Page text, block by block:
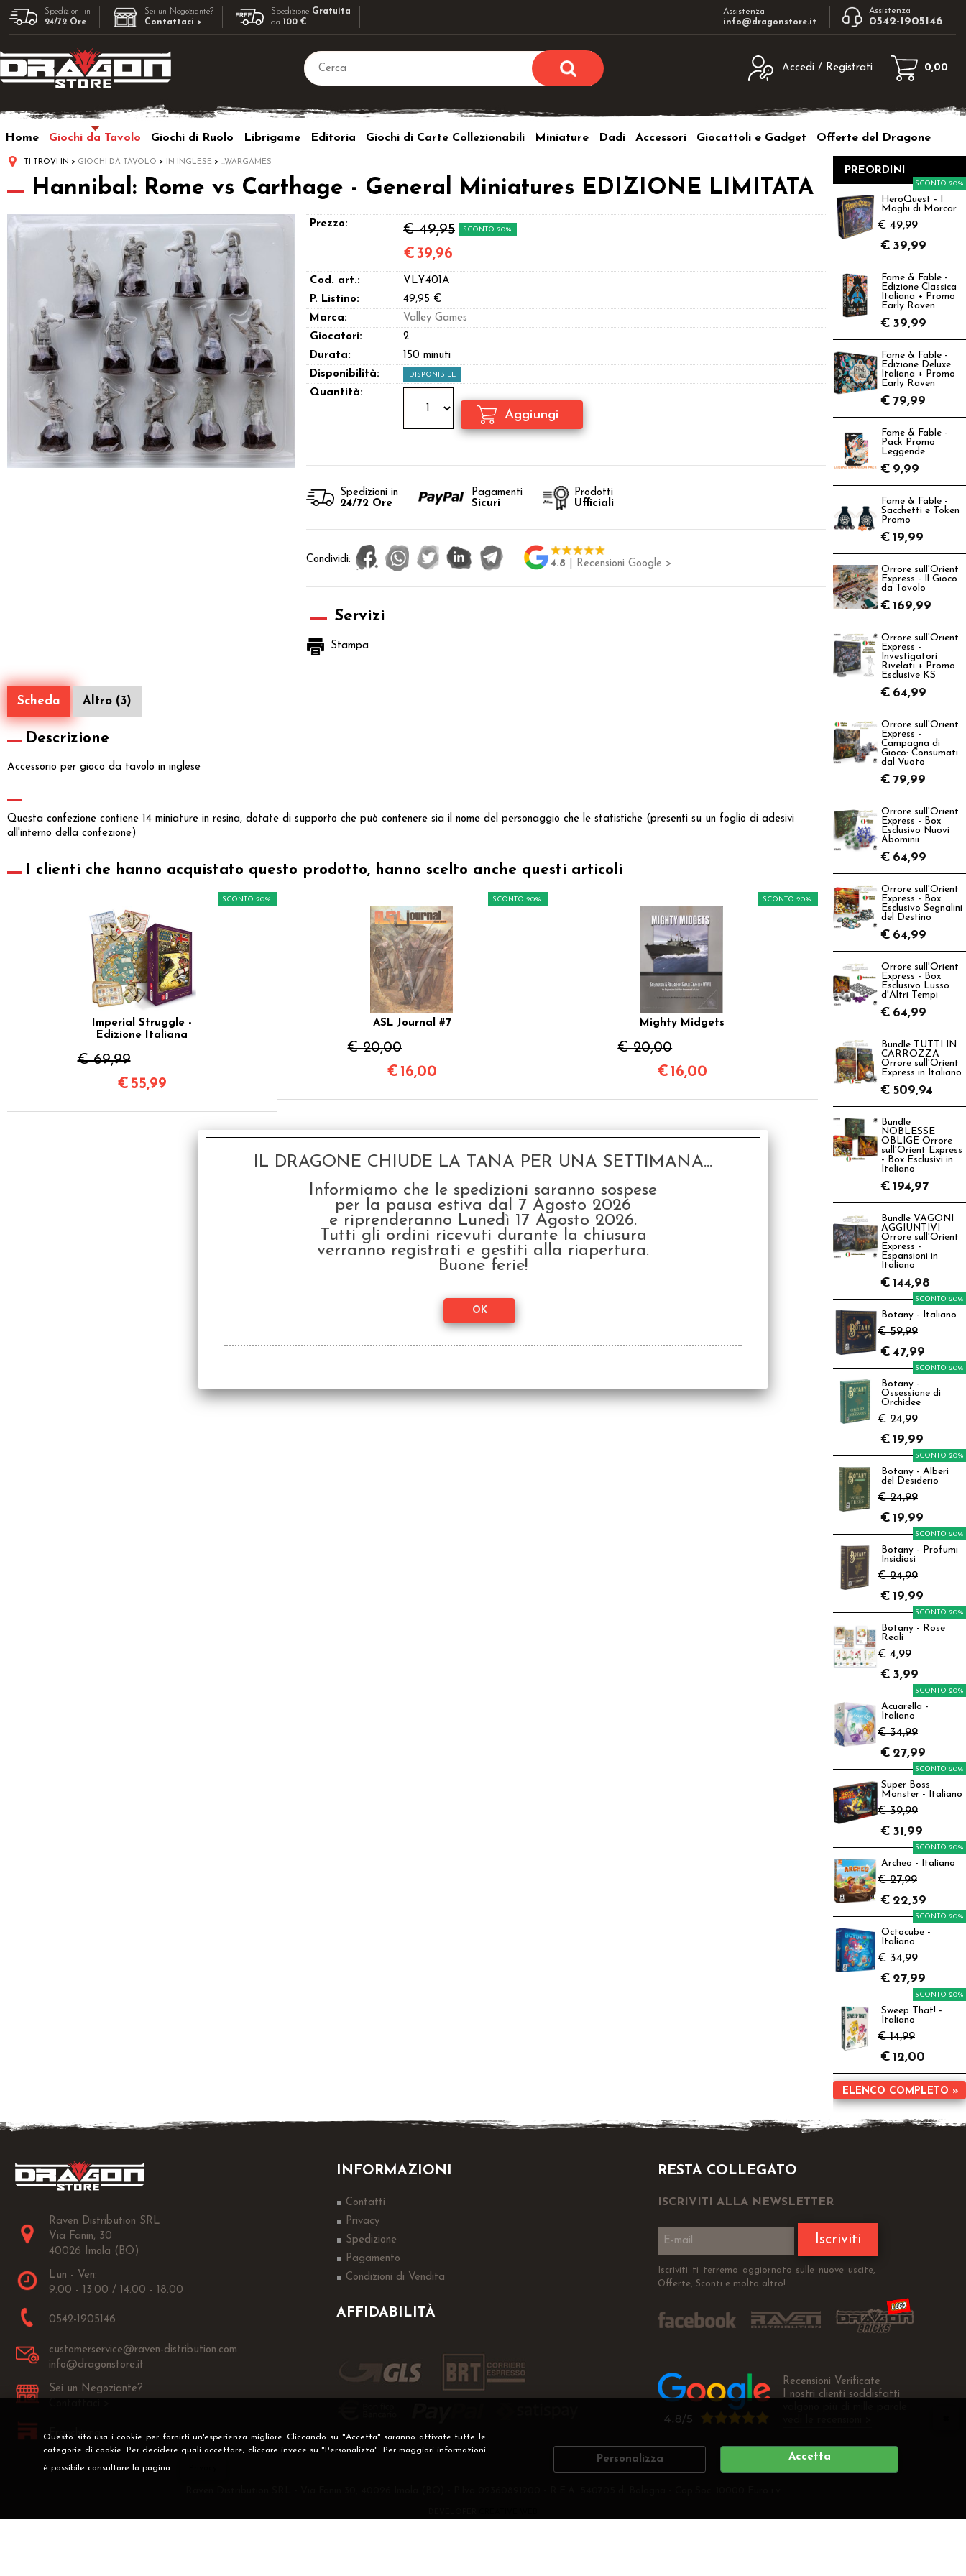
Questo sito usa i cookie per fornirti un'esperienza migliore. Cliccando su "Accetta" saranno attivate tutte le
categorie di cookie. Per decidere quali accettare, cliccare invece su "Personalizza". Per maggiori informazioni
è possibile consultare la pagina .
Personalizza Accetta
Spedizioni in
24/72 Ore
Sei un Negoziante?
Contattaci >
Spedizione Gratuita
da100 €
Assistenza
info@dragonstore.it
Assistenza
0542-1905146
Accedi / Registrati
utente e la password e poi clicca sul
Nome utente:
Password:
sito clicca sul pulsante "Registrati"
0,00
Home Giochi da Tavolo Giochi di Ruolo Librigame Editoria Giochi di Carte Collezionabili Miniature Dadi Accessori Giocattoli e Gadget Offerte del Dragone
TI TROVI IN GIOCHI DA TAVOLO IN INGLESE ...WARGAMES
Hannibal: Rome vs Carthage - General Miniatures EDIZIONE LIMITATA
Prezzo: € 49,95 SCONTO 20%
€39,96
Cod. art.:
VLY401A
P. Listino:
49,95 €
Marca:
Valley Games
Giocatori:
2
Durata:
150 minuti
Disponibilità:
DISPONIBILE
Quantità:
Spedizioni in
24/72 Ore
Pagamenti
Sicuri
Prodotti
Ufficiali
Condividi: 4.8 | Recensioni Google >
Servizi
Stampa
Scheda Altro (3)
Descrizione
Accessorio per gioco da tavolo in inglese
Questa confezione contiene 14 miniature in resina, dotate di supporto che può contenere sia il nome del personaggio che le statistiche (presenti su un foglio di adesivi
all'interno della confezione)
I clienti che hanno acquistato questo prodotto, hanno scelto anche questi articoli
Imperial Struggle -
Edizione Italiana
€ 69,99
SCONTO 20%
€ 55,99
ASL Journal #7
€ 20,00
SCONTO 20%
€ 16,00
Mighty Midgets
€ 20,00
SCONTO 20%
€ 16,00
PREORDINI
HeroQuest - I
Maghi di Morcar
€ 49,99
SCONTO 20%
€ 39,99
Fame & Fable -
Edizione Classica
Italiana + Promo
Early Raven
€ 39,99
Fame & Fable -
Edizione Deluxe
Italiana + Promo
Early Raven
€ 79,99
Fame & Fable -
Pack Promo
Leggende
€ 9,99
Fame & Fable -
Sacchetti e Token
Promo
€ 19,99
Orrore sull'Orient
Express - Il Gioco
da Tavolo
€ 169,99
Orrore sull'Orient
Express -
Investigatori
Rivelati + Promo
Esclusive KS
€ 64,99
Orrore sull'Orient
Express -
Campagna di
Gioco: Consumati
dal Vuoto
€ 79,99
Orrore sull'Orient
Express - Box
Esclusivo Nuovi
Abominii
€ 64,99
Orrore sull'Orient
Express - Box
Esclusivo Segnalini
del Destino
€ 64,99
Orrore sull'Orient
Express - Box
Esclusivo Lusso
d'Altri Tempi
€ 64,99
Bundle TUTTI IN
CARROZZA
Orrore sull'Orient
Express in Italiano
€ 509,94
Bundle
NOBLESSE
OBLIGE Orrore
sull'Orient Express
- Box Esclusivi in
Italiano
€ 194,97
Bundle VAGONI
AGGIUNTIVI
Orrore sull'Orient
Express -
Espansioni in
Italiano
€ 144,98
Botany - Italiano
€ 59,99
SCONTO 20%
€ 47,99
Botany -
Ossessione di
Orchidee
€ 24,99
SCONTO 20%
€ 19,99
Botany - Alberi
del Desiderio
€ 24,99
SCONTO 20%
€ 19,99
Botany - Profumi
Insidiosi
€ 24,99
SCONTO 20%
€ 19,99
Botany - Rose
Reali
€ 4,99
SCONTO 20%
€ 3,99
Acuarella -
Italiano
€ 34,99
SCONTO 20%
€ 27,99
Super Boss
Monster - Italiano
€ 39,99
SCONTO 20%
€ 31,99
Archeo - Italiano
€ 27,99
SCONTO 20%
€ 22,39
Octocube -
Italiano
€ 34,99
SCONTO 20%
€ 27,99
Sweep That! -
Italiano
€ 14,99
SCONTO 20%
€ 12,00
ELENCO COMPLETO »
Raven Distribution SRL
Via Fanin, 30
40026 Imola (BO)
Lun - Ven:
9.00 - 13.00 / 14.00 - 18.00
0542-1905146
customerservice@raven-distribution.com
info@dragonstore.it
Sei un Negoziante?
Franchising
INFORMAZIONI
Contatti
Privacy
Spedizione
Pagamento
Condizioni di Vendita
AFFIDABILITÀ
RESTA COLLEGATO
ISCRIVITI ALLA NEWSLETTER
Iscriviti
Iscriviti ti terremo aggiornato sulle nuove uscite,
Offerte, Sconti e molto altro!
Recensioni Verificate
I nostri clienti soddisfatti
IL DRAGONE CHIUDE LA TANA PER UNA SETTIMANA...
Informiamo che le spedizioni saranno sospese
per la pausa estiva dal 7 Agosto 2026
e riprenderanno Lunedì 17 Agosto 2026.
Tutti gli ordini ricevuti durante la chiusura
verranno registrati e gestiti alla riapertura.
Buone ferie!